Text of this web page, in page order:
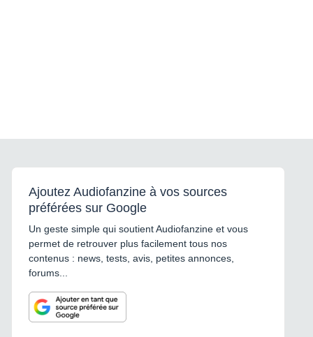
Ajoutez Audiofanzine à vos sources
préférées sur Google
Un geste simple qui soutient Audiofanzine et vous
permet de retrouver plus facilement tous nos
contenus : news, tests, avis, petites annonces,
forums...